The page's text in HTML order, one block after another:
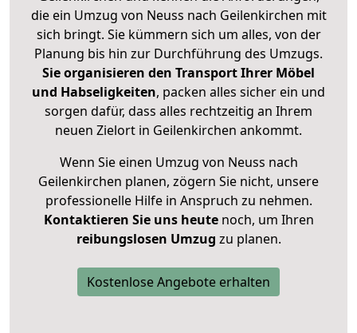
die ein Umzug von Neuss nach Geilenkirchen mit
sich bringt. Sie kümmern sich um alles, von der
Planung bis hin zur Durchführung des Umzugs.
Sie organisieren den Transport Ihrer Möbel
und Habseligkeiten, packen alles sicher ein und
sorgen dafür, dass alles rechtzeitig an Ihrem
neuen Zielort in Geilenkirchen ankommt.
Wenn Sie einen Umzug von Neuss nach
Geilenkirchen planen, zögern Sie nicht, unsere
professionelle Hilfe in Anspruch zu nehmen.
Kontaktieren Sie uns heutenoch, um Ihren
reibungslosen Umzug zu planen.
Kostenlose Angebote erhalten